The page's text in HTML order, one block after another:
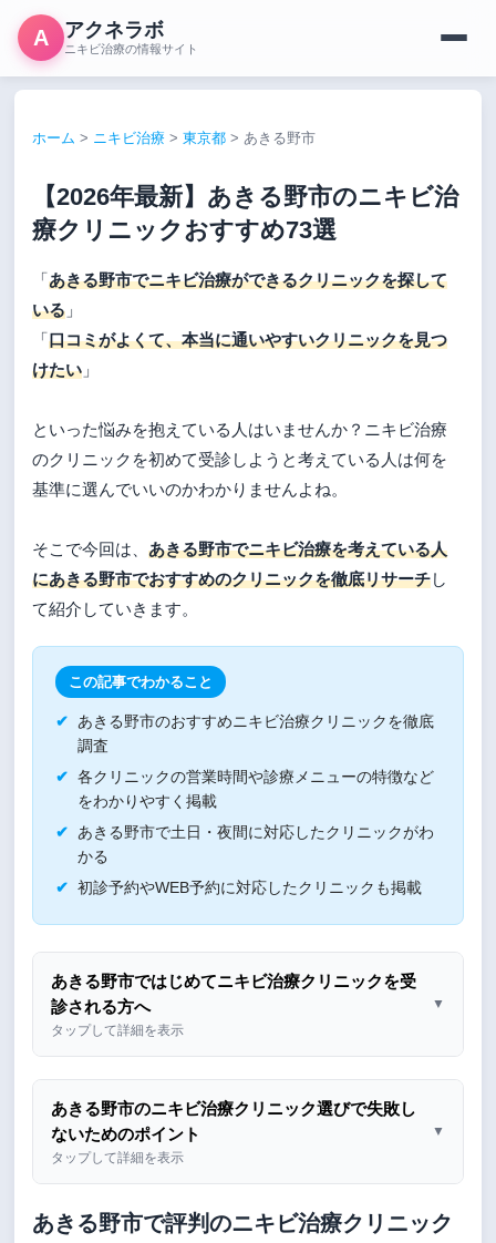
A アクネラボ
ニキビ治療の情報サイト
ホーム > ニキビ治療 >東京都 >あきる野市
【2026年最新】あきる野市のニキビ治
療クリニックおすすめ73選
「あきる野市でニキビ治療ができるクリニックを探して
いる 」
「口コミがよくて、本当に通いやすいクリニックを見つ
けたい 」
といった悩みを抱えている人はいませんか？ニキビ治療
のクリニックを初めて受診しようと考えている人は何を
基準に選んでいいのかわかりませんよね。
そこで今回は、あきる野市でニキビ治療を考えている人
にあきる野市でおすすめのクリニックを徹底リサーチし
て紹介していきます。
この記事でわかること
あきる野市のおすすめニキビ治療クリニックを徹底
調査
各クリニックの営業時間や診療メニューの特徴など
をわかりやすく掲載
あきる野市で土日・夜間に対応したクリニックがわ
かる
初診予約やWEB予約に対応したクリニックも掲載
あきる野市ではじめてニキビ治療クリニックを受
診される方へ
タップして詳細を表示
▼
あきる野市のニキビ治療クリニック選びで失敗し
ないためのポイント
タップして詳細を表示
▼
あきる野市で評判のニキビ治療クリニック